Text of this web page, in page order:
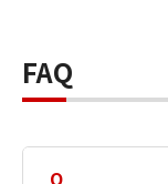
FAQ
Q